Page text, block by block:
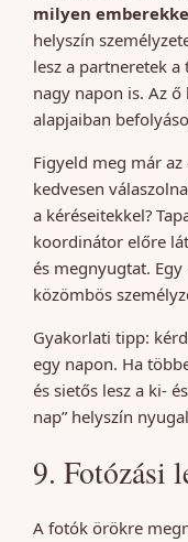
milyen
helyszín
lesz a partneretek
nagy napon is. Az
alapjaiban
Figyeld meg már
kedvesen
a kéréseitekkel?
koordinátor előre
és megnyugtat.
közömbös
Gyakorlati tipp:
egy napon. Ha
és sietős lesz a ki-
nap” helyszín
9. Fotózási
A fotók örökre